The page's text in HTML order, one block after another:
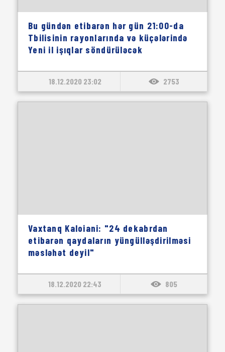
Bu gündən etibarən hər gün 21:00-da
Tbilisinin rayonlarında və küçələrində
Yeni il işıqlar söndürüləcək
18.12.2020 23:02 2753
Vaxtanq Kaloiani: "24 dekabrdan
etibarən qaydaların yüngülləşdirilməsi
məsləhət deyil"
18.12.2020 22:43 805